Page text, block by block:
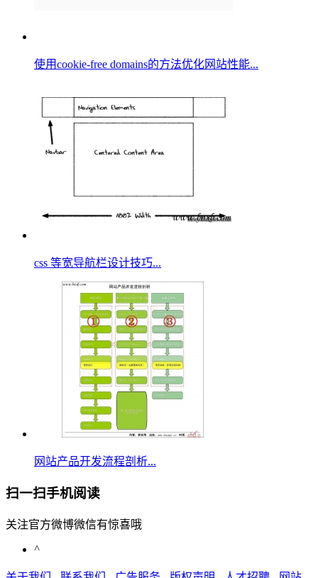
使用cookie-free domains的方法优化网站性能...
css 等宽导航栏设计技巧...
网站产品开发流程剖析...
扫一扫手机阅读
关注官方微博微信有惊喜哦
^